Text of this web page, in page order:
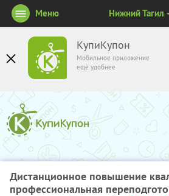
КупиКупон
Мобильное приложение
ещё удобнее
Меню Нижний Тагил
Дистанционное повышение
профессиональная